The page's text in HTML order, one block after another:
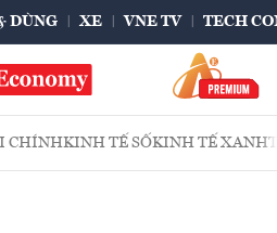
DÙNG XE VNE TV TECH
CHÍNHKINH TẾ SỐKINH TẾ XANH